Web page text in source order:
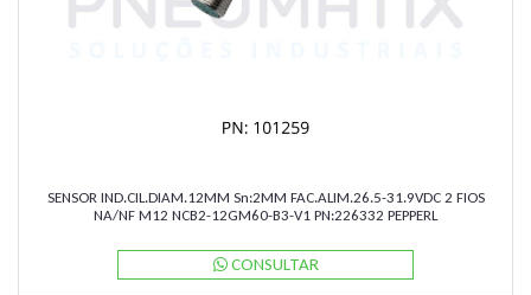
SENSOR IND.CIL.DIAM.12MM Sn:2MM FAC.ALIM.26.5-31.9VDC 2 FIOS
NA/NF M12 NCB2-12GM60-B3-V1 PN:226332 PEPPERL
CONSULTAR